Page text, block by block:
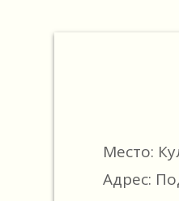
Место:
Адрес: